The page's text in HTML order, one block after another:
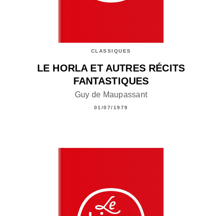
CLASSIQUES
LE HORLA ET AUTRES RÉCITS
FANTASTIQUES
Guy de Maupassant
01/07/1979